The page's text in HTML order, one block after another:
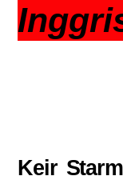
Keir